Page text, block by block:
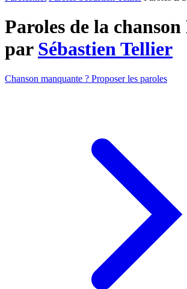
Paroles de la
par Sébastien Tellier
Chanson manquante ? Proposer les paroles